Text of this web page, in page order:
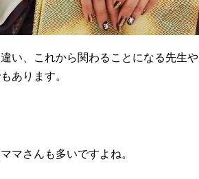
い、これから関わることになる先生や
あります。
マさんも多いですよね。